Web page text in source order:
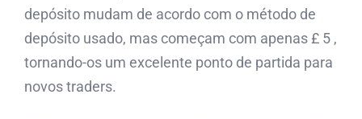
depósito mudam de acordo com o método de
depósito usado, mas começam com apenas £ 5 ,
tornando-os um excelente ponto de partida para
novos traders.